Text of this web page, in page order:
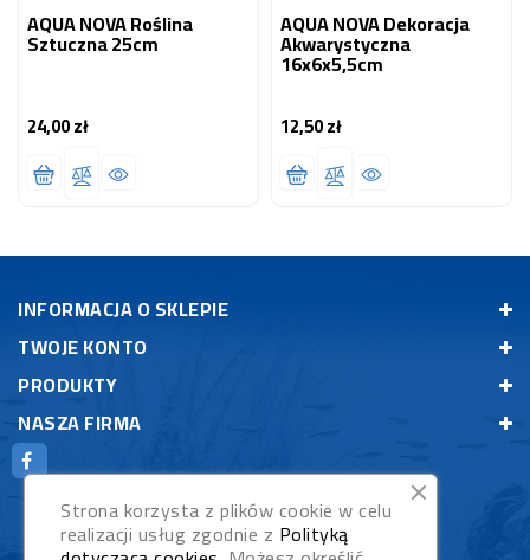
AQUA NOVA Roślina
Sztuczna 25cm
24,00 złCena
AQUA NOVA Dekoracja
Akwarystyczna
16x6x5,5cm
12,50 złCena
INFORMACJA O SKLEPIE
TWOJE KONTO
PRODUKTY
NASZA FIRMA
Strona korzysta z plików cookie w celu
realizacji usług zgodnie z Polityką